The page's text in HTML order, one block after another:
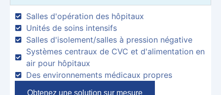
Salles d'opération des hôpitaux
Unités de soins intensifs
Salles d'isolement/salles à pression négative
Systèmes centraux de CVC et d'alimentation en
air pour hôpitaux
Des environnements médicaux propres
Obtenez une solution sur mesure